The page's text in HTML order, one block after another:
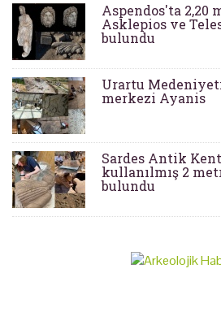
Aspendos'ta 2,20
Asklepios ve
bulundu
Urartu
merkezi Ayanis
Sardes Antik
kullanılmış 2
bulundu